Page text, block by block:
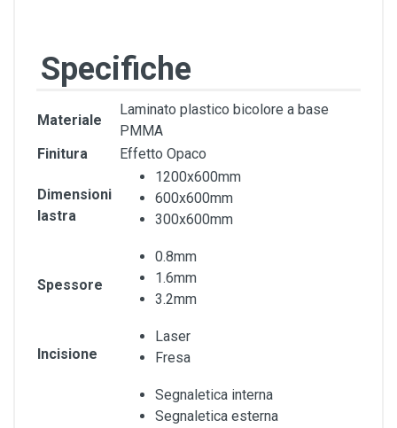
Specifiche
Materiale
Laminato plastico bicolore a base
PMMA
Finitura
Effetto Opaco
Dimensioni
lastra
1200x600mm
600x600mm
300x600mm
Spessore
0.8mm
1.6mm
3.2mm
Incisione
Laser
Fresa
Segnaletica interna
Segnaletica esterna